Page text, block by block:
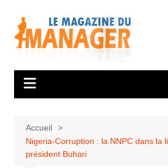
contenu
Accueil
Nigeria-Corruption : la NNPC dans la
président Buhari